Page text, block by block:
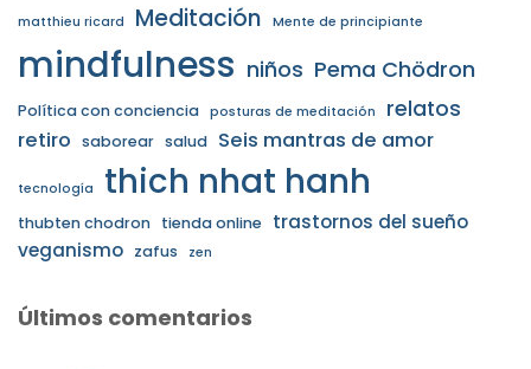
matthieu ricard Meditación Mente de principiante
mindfulness niños Pema Chödron
Política con conciencia posturas de meditación relatos
retiro saborear salud Seis mantras de amor
tecnología thich nhat hanh
thubten chodron tienda online trastornos del sueño
veganismo zafus zen
Últimos comentarios